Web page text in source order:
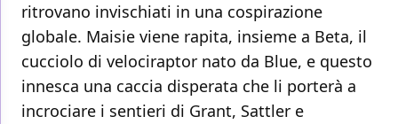
ritrovano invischiati in una cospirazione
globale. Maisie viene rapita, insieme a Beta, il
cucciolo di velociraptor nato da Blue, e questo
innesca una caccia disperata che li porterà a
incrociare i sentieri di Grant, Sattler e